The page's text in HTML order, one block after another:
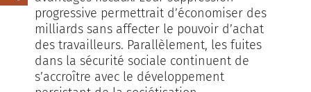
progressive permettrait d’économiser des
milliards sans affecter le pouvoir d’achat
des travailleurs. Parallèlement, les fuites
dans la sécurité sociale continuent de
s’accroître avec le développement